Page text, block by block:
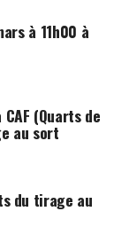
à 11h00 à
(Quarts de
au sort
du tirage au